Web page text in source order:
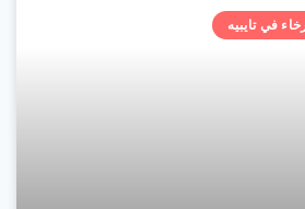
في تايبيه